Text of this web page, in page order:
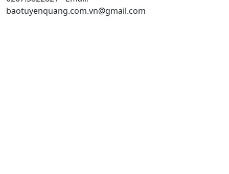
baotuyenquang.com.vn@gmail.com